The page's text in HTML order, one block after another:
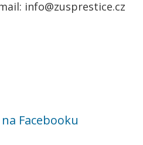
info@zusprestice.cz
Facebooku